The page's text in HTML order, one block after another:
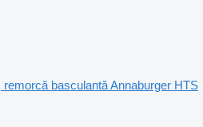
remorcă basculantă Annaburger HTS